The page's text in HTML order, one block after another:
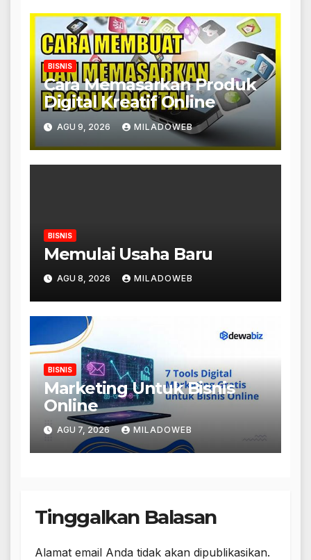
BISNIS
Cara Memasarkan Produk
Digital Kreatif Online
AGU 9, 2026 MILADOWEB
BISNIS
Memulai Usaha Baru
AGU 8, 2026 MILADOWEB
BISNIS
Marketing Untuk Bisnis
Online
AGU 7, 2026 MILADOWEB
Tinggalkan Balasan
Alamat email Anda tidak akan dipublikasikan.